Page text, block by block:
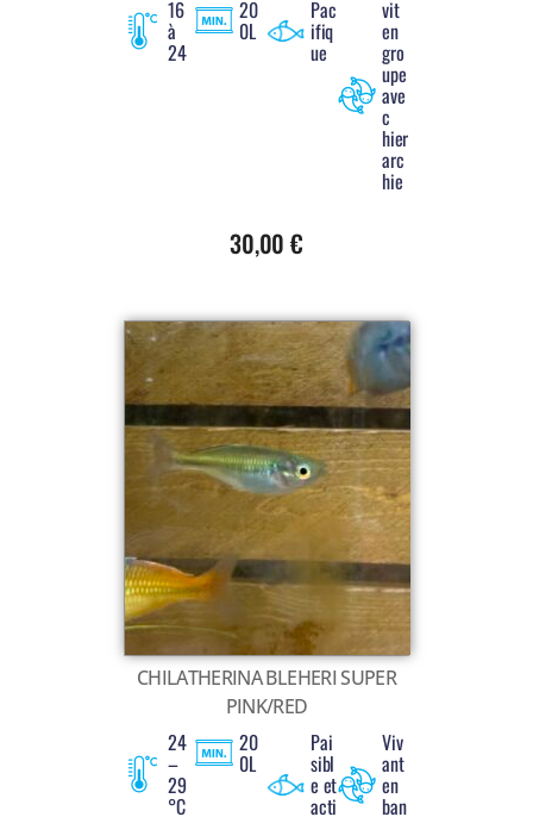
16
à
24
20
0L
Pac
ifiq
ue
vit
en
gro
upe
ave
c
hier
arc
hie
30,00 €
CHILATHERINA BLEHERI SUPER
PINK/RED
24
–
29
°C
20
0L
Pai
sibl
e et
acti
Viv
ant
en
ban